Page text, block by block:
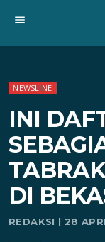
menu
NEWSLINE
INI
DI
REDAKSI | 28